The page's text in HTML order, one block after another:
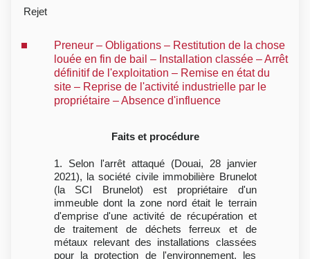
Rejet
Preneur – Obligations – Restitution de la chose
louée en fin de bail – Installation classée – Arrêt
définitif de l'exploitation – Remise en état du
site – Reprise de l'activité industrielle par le
propriétaire – Absence d'influence
Faits et procédure
1. Selon l'arrêt attaqué (Douai, 28 janvier
2021), la société civile immobilière Brunelot
(la SCI Brunelot) est propriétaire d'un
immeuble dont la zone nord était le terrain
d'emprise d'une activité de récupération et
de traitement de déchets ferreux et de
métaux relevant des installations classées
pour la protection de l'environnement, les